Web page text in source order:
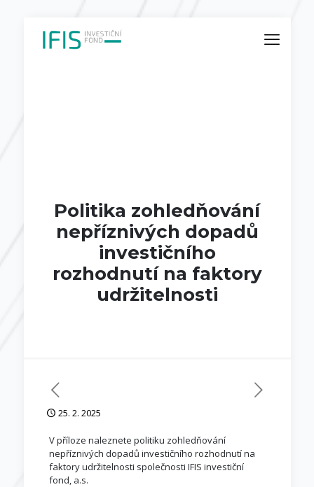
Politika zohledňování
nepříznivých dopadů
investičního
rozhodnutí na faktory
udržitelnosti
25. 2. 2025
V příloze naleznete politiku zohledňování
nepříznivých dopadů investičního rozhodnutí na
faktory udržitelnosti společnosti IFIS investiční
fond, a.s.